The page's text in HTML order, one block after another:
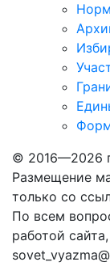
© 2016—2026
Размещение
только со
По всем
работой